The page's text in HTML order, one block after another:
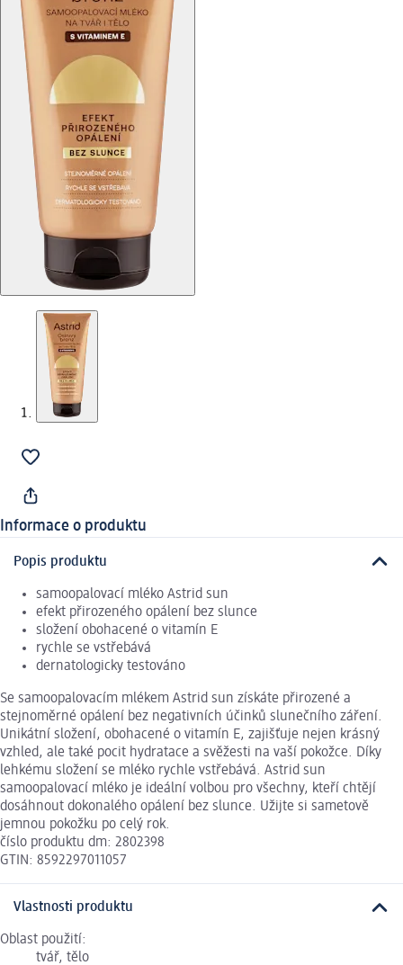
Informace o produktu
Popis produktu
samoopalovací mléko Astrid sun
efekt přirozeného opálení bez slunce
složení obohacené o vitamín E
rychle se vstřebává
dernatologicky testováno
Se samoopalovacím mlékem Astrid sun získáte přirozené a
stejnoměrné opálení bez negativních účinků slunečního záření.
Unikátní složení, obohacené o vitamín E, zajišťuje nejen krásný
vzhled, ale také pocit hydratace a svěžesti na vaší pokožce. Díky
lehkému složení se mléko rychle vstřebává. Astrid sun
samoopalovací mléko je ideální volbou pro všechny, kteří chtějí
dosáhnout dokonalého opálení bez slunce. Užijte si sametově
jemnou pokožku po celý rok.
číslo produktu dm: 2802398
GTIN: 8592297011057
Vlastnosti produktu
Oblast použití:
tvář, tělo